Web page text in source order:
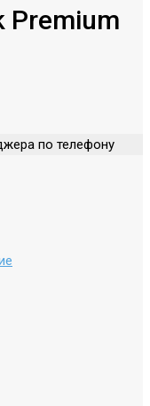
Premium
по телефону